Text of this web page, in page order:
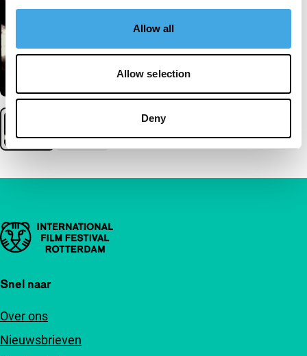
Allow all
Allow selection
Deny
Belangrijke links
Snel naar
Over ons
Nieuwsbrieven